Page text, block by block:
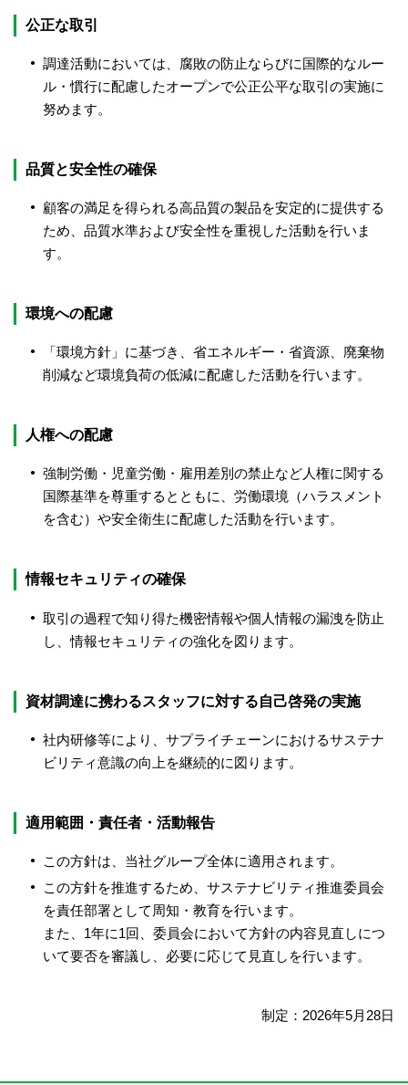
公正な取引
調達活動においては、腐敗の防止ならびに国際的なルー
ル・慣行に配慮したオープンで公正公平な取引の実施に
努めます。
品質と安全性の確保
顧客の満足を得られる高品質の製品を安定的に提供する
ため、品質水準および安全性を重視した活動を行いま
す。
環境への配慮
「環境方針」に基づき、省エネルギー・省資源、廃棄物
削減など環境負荷の低減に配慮した活動を行います。
人権への配慮
強制労働・児童労働・雇用差別の禁止など人権に関する
国際基準を尊重するとともに、労働環境（ハラスメント
を含む）や安全衛生に配慮した活動を行います。
情報セキュリティの確保
取引の過程で知り得た機密情報や個人情報の漏洩を防止
し、情報セキュリティの強化を図ります。
資材調達に携わるスタッフに対する自己啓発の実施
社内研修等により、サプライチェーンにおけるサステナ
ビリティ意識の向上を継続的に図ります。
適用範囲・責任者・活動報告
この方針は、当社グループ全体に適用されます。
この方針を推進するため、サステナビリティ推進委員会
を責任部署として周知・教育を行います。
また、1年に1回、委員会において方針の内容見直しにつ
いて要否を審議し、必要に応じて見直しを行います。
制定：2026年5月28日